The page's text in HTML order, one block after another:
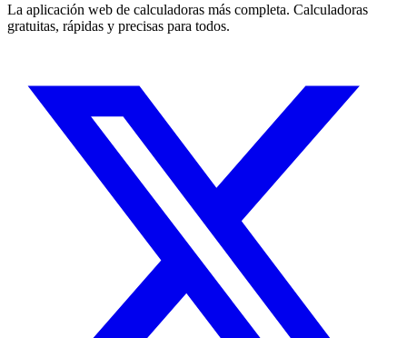
La aplicación web de calculadoras más completa. Calculadoras
gratuitas, rápidas y precisas para todos.